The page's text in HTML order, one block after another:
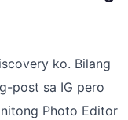
ko. Bilang
post sa IG pero
Photo Editor